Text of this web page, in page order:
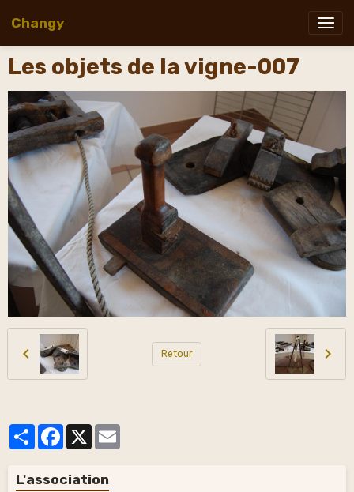
Changy
Les objets de la vigne-007
Retour
PartagerFacebook
L'association